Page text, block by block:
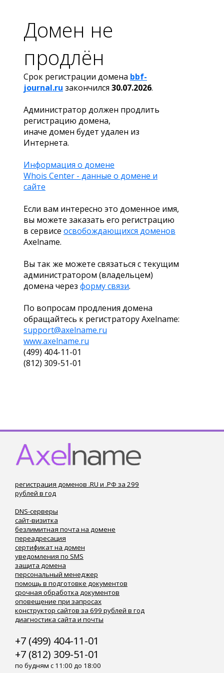
Домен не
продлён
Срок регистрации домена bbf-
journal.ru закончился 30.07.2026.
Администратор должен продлить
регистрацию домена,
иначе домен будет удален из
Интернета.
Информация о домене
Whois Center - данные о домене и
сайте
Если вам интересно это доменное имя,
вы можете заказать его регистрацию
в сервисе освобождающихся доменов
Axelname.
Вы так же можете связаться с текущим
администратором (владельцем)
домена через форму связи.
По вопросам продления домена
обращайтесь к регистратору Axelname:
support@axelname.ru
www.axelname.ru
(499) 404-11-01
(812) 309-51-01
регистрация доменов .RU и .РФ за 299
рублей в год
DNS-серверы
сайт-визитка
безлимитная почта на домене
переадресация
сертификат на домен
уведомления по SMS
защита домена
персональный менеджер
помощь в подготовке документов
срочная обработка документов
оповещение при запросах
конструктор сайтов за 699 рублей в год
диагностика сайта и почты
+7 (499) 404-11-01
+7 (812) 309-51-01
по будням с 11:00 до 18:00